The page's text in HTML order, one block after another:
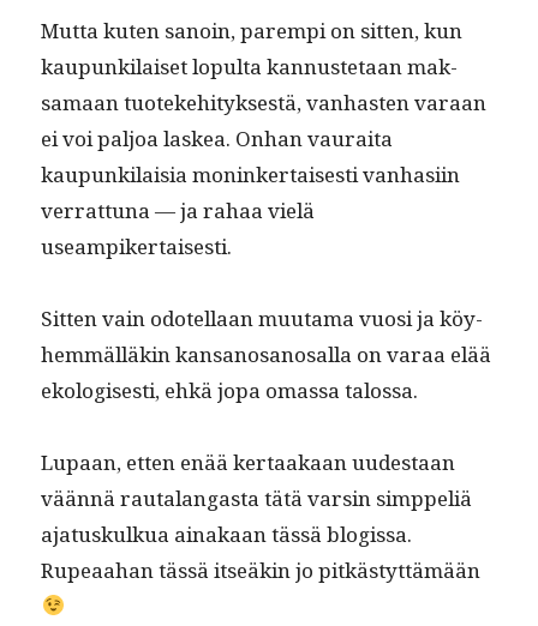
Mut­ta kuten sanoin, parem­pi on sit­ten, kun
kaupunki­laiset lop­ul­ta kan­nuste­taan mak­
samaan tuoteke­hi­tyk­ses­tä, van­has­ten varaan
ei voi paljoa laskea. Onhan vau­rai­ta
kaupunki­laisia moninker­tais­es­ti van­hasi­in
ver­rat­tuna — ja rahaa vielä
useampikertaisesti.
Sit­ten vain odotel­laan muu­ta­ma vuosi ja köy­
hem­mäl­läkin kansanosanos­al­la on varaa elää
ekol­o­gis­es­ti, ehkä jopa omas­sa talossa.
Lupaan, etten enää ker­taakaan uud­estaan
vään­nä rauta­lan­gas­ta tätä varsin simp­peliä
aja­tuskulkua ainakaan tässä blo­gis­sa.
Rupeaa­han tässä itseäkin jo pitkästyttämään